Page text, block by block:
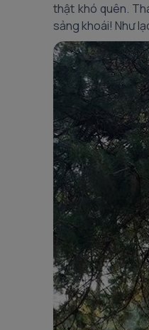
thật khó quên.
sảng khoái! Như